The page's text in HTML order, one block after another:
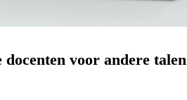
voor andere talen